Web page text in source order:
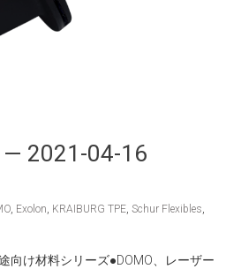
2021-04-16
, Exolon, KRAIBURG TPE, Schur Flexibles,
向け材料シリーズ●DOMO、レーザー